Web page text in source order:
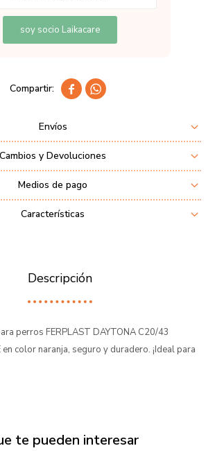
soy socio Laikacare
 
Envíos
Cambios y Devoluciones
Medios de pago
Características
Descripción
perros FERPLAST DAYTONA C20/43
en color naranja, seguro y duradero. ¡Ideal para
te pueden interesar